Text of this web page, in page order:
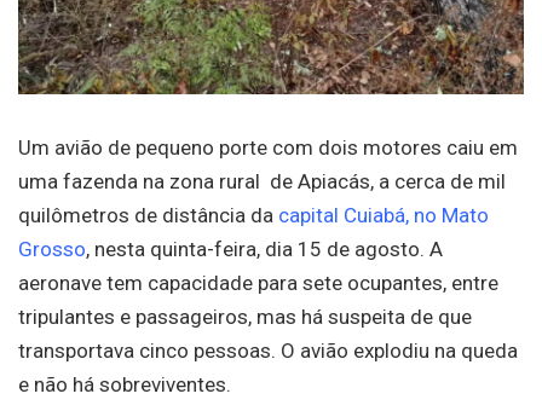
Um avião de pequeno porte com dois motores caiu em
uma fazenda na zona rural de Apiacás, a cerca de mil
quilômetros de distância da capital Cuiabá, no Mato
Grosso, nesta quinta-feira, dia 15 de agosto. A
aeronave tem capacidade para sete ocupantes, entre
tripulantes e passageiros, mas há suspeita de que
transportava cinco pessoas. O avião explodiu na queda
e não há sobreviventes.